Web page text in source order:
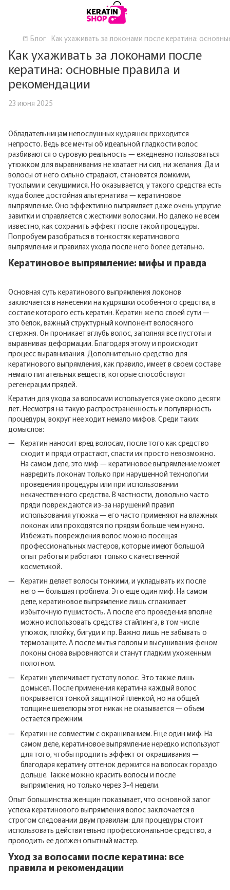
📒 Блог Как ухаживать за локонами после кератина:
Как ухаживать за локонами после
кератина: основные правила и
рекомендации
23 июня 2025
Обладательницам непослушных кудряшек приходится
непросто. Ведь все мечты об идеальной гладкости волос
разбиваются о суровую реальность — ежедневно пользоваться
утюжком для выравнивания не хватает ни сил, ни желания. Да и
волосы от него сильно страдают, становятся ломкими,
тусклыми и секущимися. Но оказывается, у такого средства есть
куда более достойная альтернатива — кератиновое
выпрямление. Оно эффективно выпрямляет даже очень упругие
завитки и справляется с жесткими волосами. Но далеко не всем
известно, как сохранить эффект после такой процедуры.
Попробуем разобраться в тонкостях кератинового
выпрямления и правилах ухода после него более детально.
Кератиновое выпрямление: мифы и правда
Основная суть кератинового выпрямления локонов
заключается в нанесении на кудряшки особенного средства, в
составе которого есть кератин. Кератин же по своей сути —
это белок, важный структурный компонент волосяного
стержня. Он проникает вглубь волос, заполняя все пустоты и
выравнивая деформации. Благодаря этому и происходит
процесс выравнивания. Дополнительно средство для
кератинового выпрямления, как правило, имеет в своем составе
немало питательных веществ, которые способствуют
регенерации прядей.
Кератин для ухода за волосами используется уже около десяти
лет. Несмотря на такую распространенность и популярность
процедуры, вокруг нее ходит немало мифов. Среди таких
домыслов:
Кератин наносит вред волосам, после того как средство
сходит и пряди отрастают, спасти их просто невозможно.
На самом деле, это миф — кератиновое выпрямление может
навредить локонам только при нарушенной технологии
проведения процедуры или при использовании
некачественного средства. В частности, довольно часто
пряди повреждаются из-за нарушений правил
использования утюжка — его часто применяют на влажных
локонах или проходятся по прядям больше чем нужно.
Избежать повреждения волос можно посещая
профессиональных мастеров, которые имеют большой
опыт работы и работают только с качественной
косметикой.
Кератин делает волосы тонкими, и укладывать их после
него — большая проблема. Это еще один миф. На самом
деле, кератиновое выпрямление лишь сглаживает
избыточную пушистость. А после его проведения вполне
можно использовать средства стайлинга, в том числе
утюжок, плойку, бигуди и пр. Важно лишь не забывать о
термозащите. А после мытья головы и высушивания феном
локоны снова выровняются и станут гладким ухоженным
полотном.
Кератин увеличивает густоту волос. Это также лишь
домысел. После применения кератина каждый волос
покрывается тонкой защитной пленкой, но на общей
толщине шевелюры этот никак не сказывается — объем
остается прежним.
Кератин не совместим с окрашиванием. Еще один миф. На
самом деле, кератиновое выпрямление нередко используют
для того, чтобы продлить эффект от окрашивания —
благодаря кератину оттенок держится на волосах гораздо
дольше. Также можно красить волосы и после
выпрямления, но только через 3-4 недели.
Опыт большинства женщин показывает, что основной залог
успеха кератинового выпрямления волос заключается в
строгом следовании двум правилам: для процедуры стоит
использовать действительно профессиональное средство, а
проводить ее должен опытный мастер.
Уход за волосами после кератина: все
правила и рекомендации